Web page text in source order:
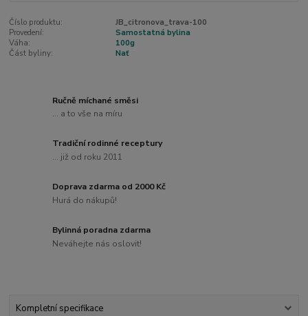
Číslo produktu:
JB_citronova_trava-100
Provedení:
Samostatná bylina
Váha:
100g
Část byliny:
Nať
Ručně míchané směsi
... a to vše na míru
Tradiční rodinné receptury
... již od roku 2011
Doprava zdarma od 2000 Kč
Hurá do nákupů!
Bylinná poradna zdarma
Neváhejte nás oslovit!
Kompletní specifikace